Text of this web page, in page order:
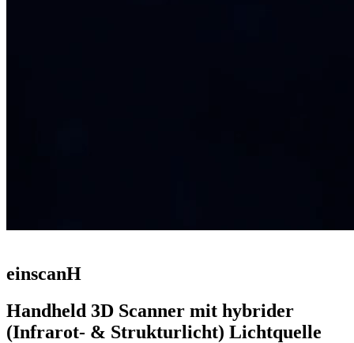
einscanH
Handheld 3D Scanner mit hybrider
(Infrarot- & Strukturlicht) Lichtquelle